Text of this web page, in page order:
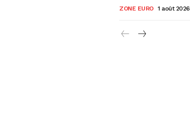
ZONE EURO 1 août 2026